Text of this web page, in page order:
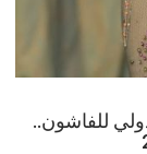
للفاشون..